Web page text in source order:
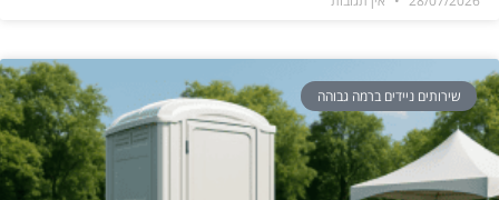
שירותים ניידים ברמה גבוהה